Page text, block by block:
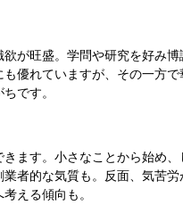
が旺盛。学問や研究を好み博
も優れていますが、その一方で
です。
きます。小さなことから始め
者的な気質も。反面、気苦
える傾向も。